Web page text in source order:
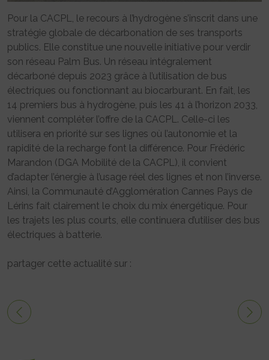
Pour la CACPL, le recours à l’hydrogène s’inscrit dans une
stratégie globale de décarbonation de ses transports
publics. Elle constitue une nouvelle initiative pour verdir
son réseau Palm Bus. Un réseau intégralement
décarboné depuis 2023 grâce à l’utilisation de bus
électriques ou fonctionnant au biocarburant. En fait, les
14 premiers bus à hydrogène, puis les 41 à l’horizon 2033,
viennent compléter l’offre de la CACPL. Celle-ci les
utilisera en priorité sur ses lignes où l’autonomie et la
rapidité de la recharge font la différence. Pour Frédéric
Marandon (DGA Mobilité de la CACPL), il convient
d’adapter l’énergie à l’usage réel des lignes et non l’inverse.
Ainsi, la Communauté d’Agglomération Cannes Pays de
Lérins fait clairement le choix du mix énergétique. Pour
les trajets les plus courts, elle continuera d’utiliser des bus
électriques à batterie.
partager cette actualité sur :